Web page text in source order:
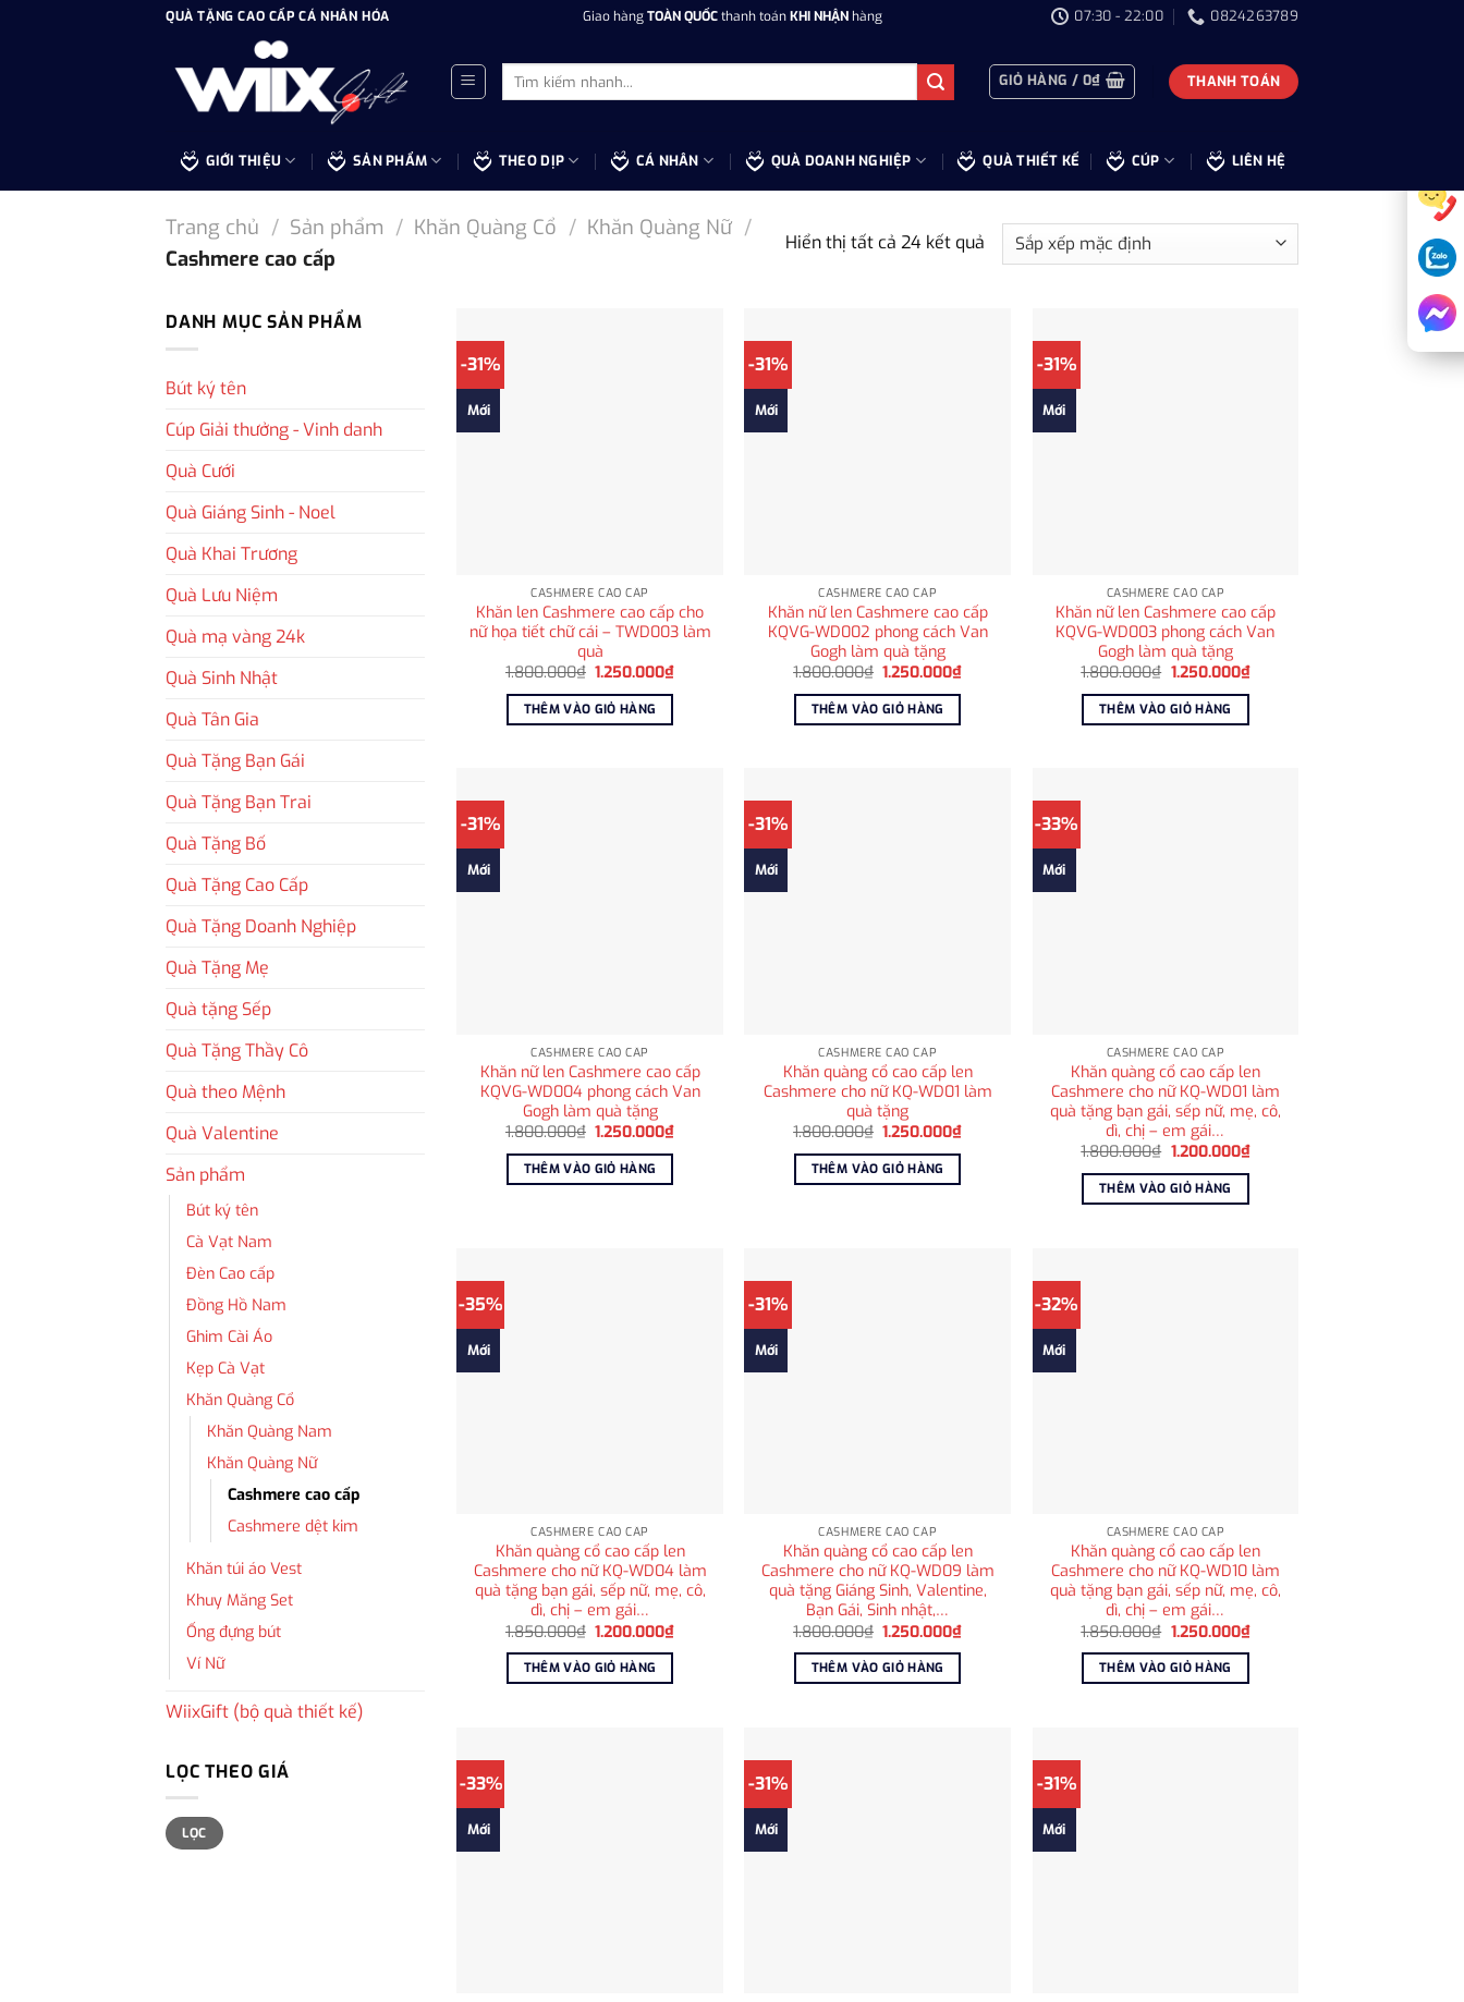
QUÀ TẶNG CAO CẤP CÁ NHÂN HÓA Giao hàngTOÀN QUỐCthanh toánKHI NHẬNhàng 07:30 - 22:00 0824263789
Tìm
kiếm:
GIỎ HÀNG / 0₫ THANH TOÁN
GIỚI THIỆU SẢN PHẨM THEO DỊP CÁ NHÂN QUÀ DOANH NGHIỆP QUÀ THIẾT KẾ CÚP LIÊN HỆ
Trang chủ / Sản phẩm / Khăn Quàng Cổ / Khăn Quàng Nữ /
Cashmere cao cấp
Hiển thị tất cả 24 kết quả
DANH MỤC SẢN PHẨM
Bút ký tên
Cúp Giải thưởng - Vinh danh
Quà Cưới
Quà Giáng Sinh - Noel
Quà Khai Trương
Quà Lưu Niệm
Quà mạ vàng 24k
Quà Sinh Nhật
Quà Tân Gia
Quà Tặng Bạn Gái
Quà Tặng Bạn Trai
Quà Tặng Bố
Quà Tặng Cao Cấp
Quà Tặng Doanh Nghiệp
Quà Tặng Mẹ
Quà tặng Sếp
Quà Tặng Thầy Cô
Quà theo Mệnh
Quà Valentine
Sản phẩm
Bút ký tên
Cà Vạt Nam
Đèn Cao cấp
Đồng Hồ Nam
Ghim Cài Áo
Kẹp Cà Vạt
Khăn Quàng Cổ
Khăn Quàng Nam
Khăn Quàng Nữ
Cashmere cao cấp
Cashmere dệt kim
Khăn túi áo Vest
Khuy Măng Set
Ống đựng bút
Ví Nữ
WiixGift (bộ quà thiết kế)
LỌC THEO GIÁ
Giá
tối
thiểu
Giá
tối
đa
LỌC
-31%
Mới
CASHMERE CAO CẤP
Khăn len Cashmere cao cấp cho
nữ họa tiết chữ cái – TWD003 làm
quà
1.800.000₫ Giá
là:
1.800.000₫.
1.250.000₫Giá
THÊM VÀO GIỎ HÀNG
-31%
Mới
CASHMERE CAO CẤP
Khăn nữ len Cashmere cao cấp
KQVG-WD002 phong cách Van
Gogh làm quà tặng
1.800.000₫ Giá
là:
1.800.000₫.
1.250.000₫Giá
THÊM VÀO GIỎ HÀNG
-31%
Mới
CASHMERE CAO CẤP
Khăn nữ len Cashmere cao cấp
KQVG-WD003 phong cách Van
Gogh làm quà tặng
1.800.000₫ Giá
là:
1.800.000₫.
1.250.000₫Giá
1.250.000₫.
THÊM VÀO GIỎ HÀNG
-31%
Mới
CASHMERE CAO CẤP
Khăn nữ len Cashmere cao cấp
KQVG-WD004 phong cách Van
Gogh làm quà tặng
1.800.000₫ Giá
là:
1.800.000₫.
1.250.000₫Giá
THÊM VÀO GIỎ HÀNG
-31%
Mới
CASHMERE CAO CẤP
Khăn quàng cổ cao cấp len
Cashmere cho nữ KQ-WD01 làm
quà tặng
1.800.000₫ Giá
là:
1.800.000₫.
1.250.000₫Giá
THÊM VÀO GIỎ HÀNG
-33%
Mới
CASHMERE CAO CẤP
Khăn quàng cổ cao cấp len
Cashmere cho nữ KQ-WD01 làm
quà tặng bạn gái, sếp nữ, mẹ, cô,
dì, chị – em gái…
1.800.000₫ Giá
là:
1.800.000₫.
1.200.000₫Giá
THÊM VÀO GIỎ HÀNG
-35%
Mới
CASHMERE CAO CẤP
Khăn quàng cổ cao cấp len
Cashmere cho nữ KQ-WD04 làm
quà tặng bạn gái, sếp nữ, mẹ, cô,
dì, chị – em gái…
1.850.000₫ Giá
là:
1.850.000₫.
1.200.000₫Giá
THÊM VÀO GIỎ HÀNG
-31%
Mới
CASHMERE CAO CẤP
Khăn quàng cổ cao cấp len
Cashmere cho nữ KQ-WD09 làm
quà tặng Giáng Sinh, Valentine,
Bạn Gái, Sinh nhật,…
1.800.000₫ Giá
là:
1.800.000₫.
1.250.000₫Giá
THÊM VÀO GIỎ HÀNG
-32%
Mới
CASHMERE CAO CẤP
Khăn quàng cổ cao cấp len
Cashmere cho nữ KQ-WD10 làm
quà tặng bạn gái, sếp nữ, mẹ, cô,
dì, chị – em gái…
1.850.000₫ Giá
là:
1.850.000₫.
1.250.000₫Giá
THÊM VÀO GIỎ HÀNG
-33%
Mới
-31%
Mới
-31%
Mới